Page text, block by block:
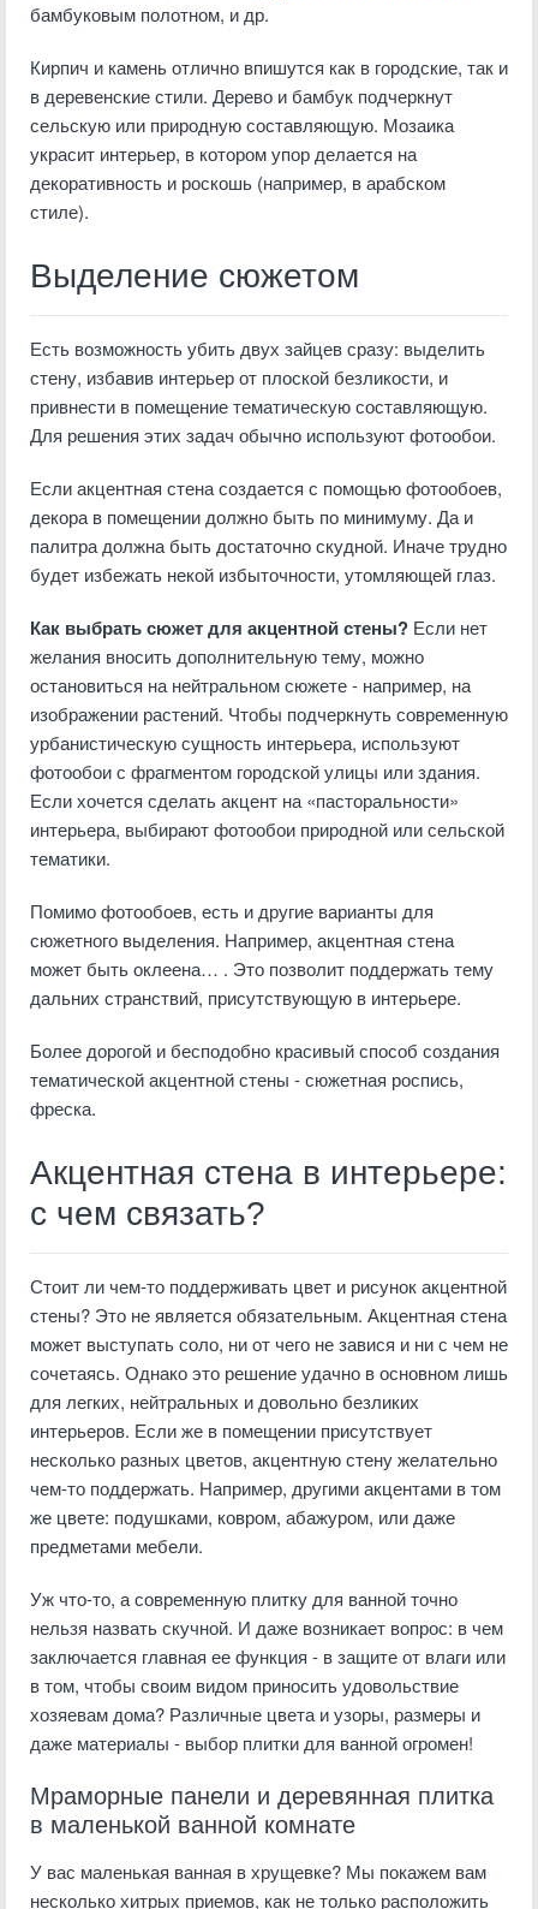
бамбуковым полотном, и др.
Кирпич и камень отлично впишутся как в городские, так и
в деревенские стили. Дерево и бамбук подчеркнут
сельскую или природную составляющую. Мозаика
украсит интерьер, в котором упор делается на
декоративность и роскошь (например, в арабском
стиле).
Выделение сюжетом
Есть возможность убить двух зайцев сразу: выделить
стену, избавив интерьер от плоской безликости, и
привнести в помещение тематическую составляющую.
Для решения этих задач обычно используют фотообои.
Если акцентная стена создается с помощью фотообоев,
декора в помещении должно быть по минимуму. Да и
палитра должна быть достаточно скудной. Иначе трудно
будет избежать некой избыточности, утомляющей глаз.
Как выбрать сюжет для акцентной стены? Если нет
желания вносить дополнительную тему, можно
остановиться на нейтральном сюжете - например, на
изображении растений. Чтобы подчеркнуть современную
урбанистическую сущность интерьера, используют
фотообои с фрагментом городской улицы или здания.
Если хочется сделать акцент на «пасторальности»
интерьера, выбирают фотообои природной или сельской
тематики.
Помимо фотообоев, есть и другие варианты для
сюжетного выделения. Например, акцентная стена
может быть оклеена… . Это позволит поддержать тему
дальних странствий, присутствующую в интерьере.
Более дорогой и бесподобно красивый способ создания
тематической акцентной стены - сюжетная роспись,
фреска.
Акцентная стена в интерьере:
с чем связать?
Стоит ли чем-то поддерживать цвет и рисунок акцентной
стены? Это не является обязательным. Акцентная стена
может выступать соло, ни от чего не завися и ни с чем не
сочетаясь. Однако это решение удачно в основном лишь
для легких, нейтральных и довольно безликих
интерьеров. Если же в помещении присутствует
несколько разных цветов, акцентную стену желательно
чем-то поддержать. Например, другими акцентами в том
же цвете: подушками, ковром, абажуром, или даже
предметами мебели.
Уж что-то, а современную плитку для ванной точно
нельзя назвать скучной. И даже возникает вопрос: в чем
заключается главная ее функция - в защите от влаги или
в том, чтобы своим видом приносить удовольствие
хозяевам дома? Различные цвета и узоры, размеры и
даже материалы - выбор плитки для ванной огромен!
Мраморные панели и деревянная плитка
в маленькой ванной комнате
У вас маленькая ванная в хрущевке? Мы покажем вам
несколько хитрых приемов, как не только расположить